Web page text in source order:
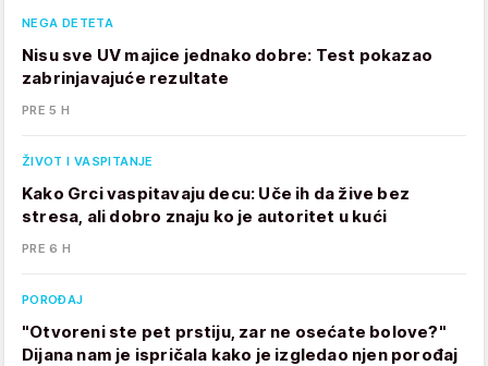
NEGA DETETA
Nisu sve UV majice jednako dobre: Test pokazao
zabrinjavajuće rezultate
PRE 5 H
ŽIVOT I VASPITANJE
Kako Grci vaspitavaju decu: Uče ih da žive bez
stresa, ali dobro znaju ko je autoritet u kući
PRE 6 H
POROĐAJ
"Otvoreni ste pet prstiju, zar ne osećate bolove?"
Dijana nam je ispričala kako je izgledao njen porođaj